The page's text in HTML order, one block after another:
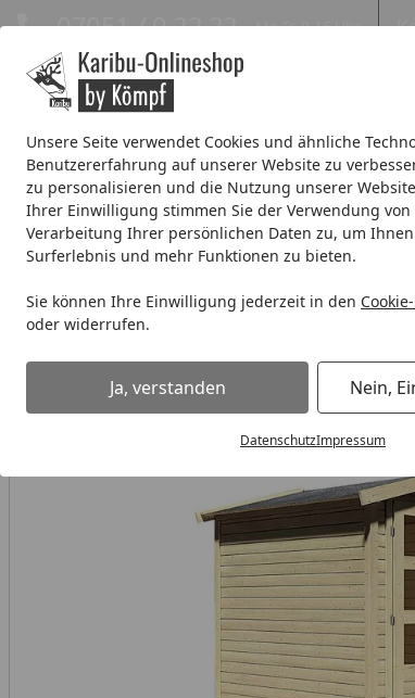
Unsere Seite verwendet Cookies und ähnliche
Benutzererfahrung auf unserer Website zu
zu personalisieren und die Nutzung unserer
Ihrer Einwilligung stimmen Sie der Verwendung von
Verarbeitung Ihrer persönlichen Daten zu, um
Surferlebnis und mehr Funktionen zu bieten.
Sie können Ihre Einwilligung jederzeit in den
oder widerrufen.
Ja, verstanden Nein,
DatenschutzImpressum
Eigene Montage-Teams
07051 / 9 22 22 Mo-Fr. 8-16 Uhr
Systemhaus Blockbohlenhaus Gartenhäuser
Wellness % Sale %
Startseite
Systemhaus Systemhaus 19 mm Karibu